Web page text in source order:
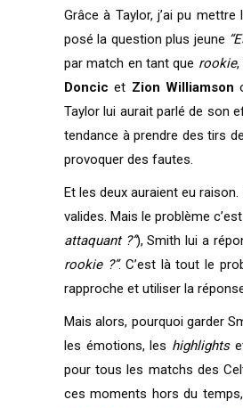
Grâce à Taylor, j’ai pu
posé la question plus jeune
par match en tant que rookie,
Doncic et Zion Williamson
Taylor lui aurait parlé de son
tendance à prendre des tirs
provoquer des fautes.
Et les deux auraient eu
valides. Mais le problème
attaquant ?”), Smith lui a
rookie ?”. C’est là tout le
rapproche et utiliser la
Mais alors, pourquoi garder
les émotions, les highlights
pour tous les matchs des
ces moments hors du